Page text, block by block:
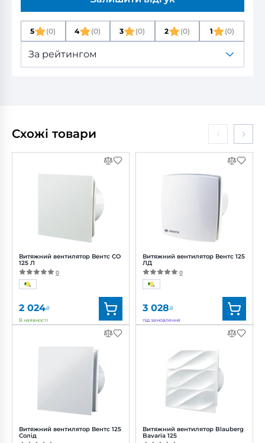
5 (0) 4 (0) 3 (0) 2 (0) 1 (0)
За рейтингом
Схожі товари
Витяжний вентилятор Вентс СО
125 Л
0
2 024₴
В наявності
Вентс
0688169887
125 мм
17.5 Вт
35 дБ(А)
Витяжний вентилятор Вентс 125
Солід
Витяжний вентилятор Вентс 125
ЛД
0
3 028₴
під замовлення
Вентс
Артикул: 0000217225
Діаметр:
125 мм
Потужність:
Рівень
Витяжний вентилятор Blauberg
Bavaria 125